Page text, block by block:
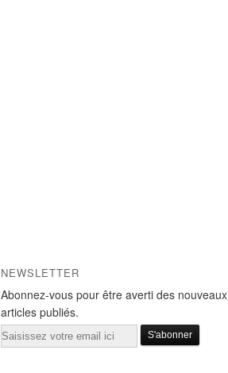
NEWSLETTER
Abonnez-vous pour être averti des nouveaux
articles publiés.
Email